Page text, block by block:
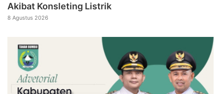
Akibat Konsleting Listrik
8 Agustus 2026